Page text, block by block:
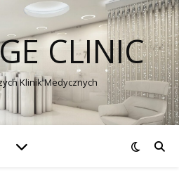
CLINIC
Klinik Medycznych